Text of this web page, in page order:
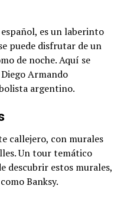
es un laberinto
puede disfrutar de un
de noche. Aquí se
Armando
argentino.
callejero, con murales
Un tour temático
descubrir estos murales,
Banksy.